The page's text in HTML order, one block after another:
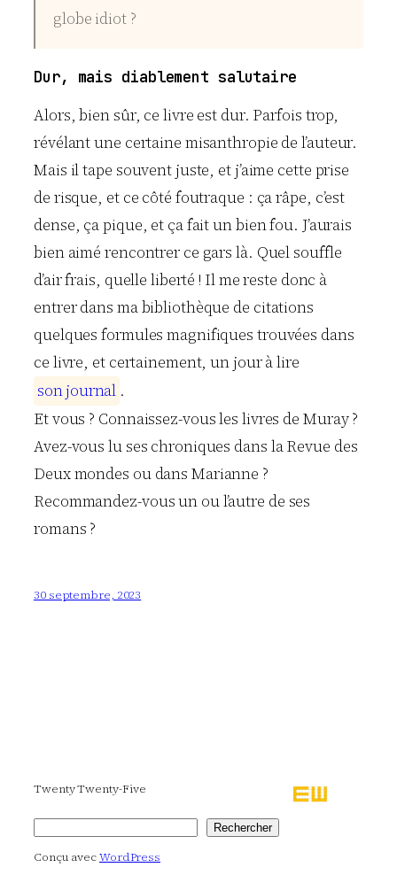
globe idiot ?
Dur, mais diablement salutaire
Alors, bien sûr, ce livre est dur. Parfois trop,
révélant une certaine misanthropie de l’auteur.
Mais il tape souvent juste, et j’aime cette prise
de risque, et ce côté foutraque : ça râpe, c’est
dense, ça pique, et ça fait un bien fou. J’aurais
bien aimé rencontrer ce gars là. Quel souffle
d’air frais, quelle liberté ! Il me reste donc à
entrer dans ma bibliothèque de citations
quelques formules magnifiques trouvées dans
ce livre, et certainement, un jour à lire
sonjournal .
Et vous ? Connaissez-vous les livres de Muray ?
Avez-vous lu ses chroniques dans la Revue des
Deux mondes ou dans Marianne ?
Recommandez-vous un ou l’autre de ses
romans ?
30 septembre, 2023
Twenty Twenty-Five
Rechercher
Conçu avecWordPress